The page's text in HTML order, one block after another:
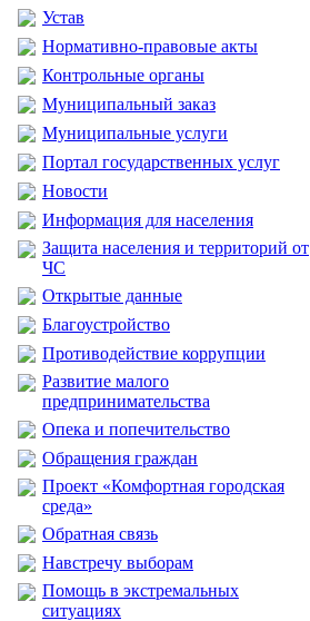
Устав
Нормативно-правовые акты
Контрольные органы
Муниципальный заказ
Муниципальные услуги
Портал государственных услуг
Новости
Информация для населения
Защита населения и территорий от
ЧС
Открытые данные
Благоустройство
Противодействие коррупции
Развитие малого
предпринимательства
Опека и попечительство
Обращения граждан
Проект «Комфортная городская
среда»
Обратная связь
Навстречу выборам
Помощь в экстремальных
ситуациях